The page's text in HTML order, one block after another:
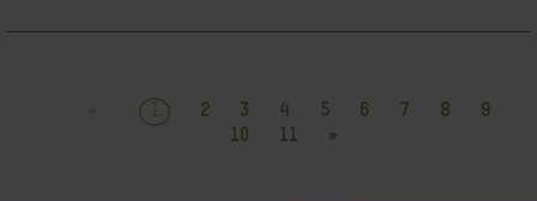
« 1 2 3 4 5 6 7 8
9
10
11 »